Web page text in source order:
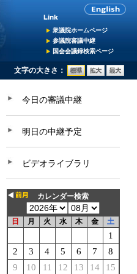
衆議院ホームページ
参議院審議中継
国会会議録検索ページ
文字の大きさ：
今日の審議中継
明日の中継予定
ビデオライブラリ
カレンダー検索
日 月 火 水 木 金 土
1
2
3 4 5 6 7
8
9
10 11 12 13 14
15